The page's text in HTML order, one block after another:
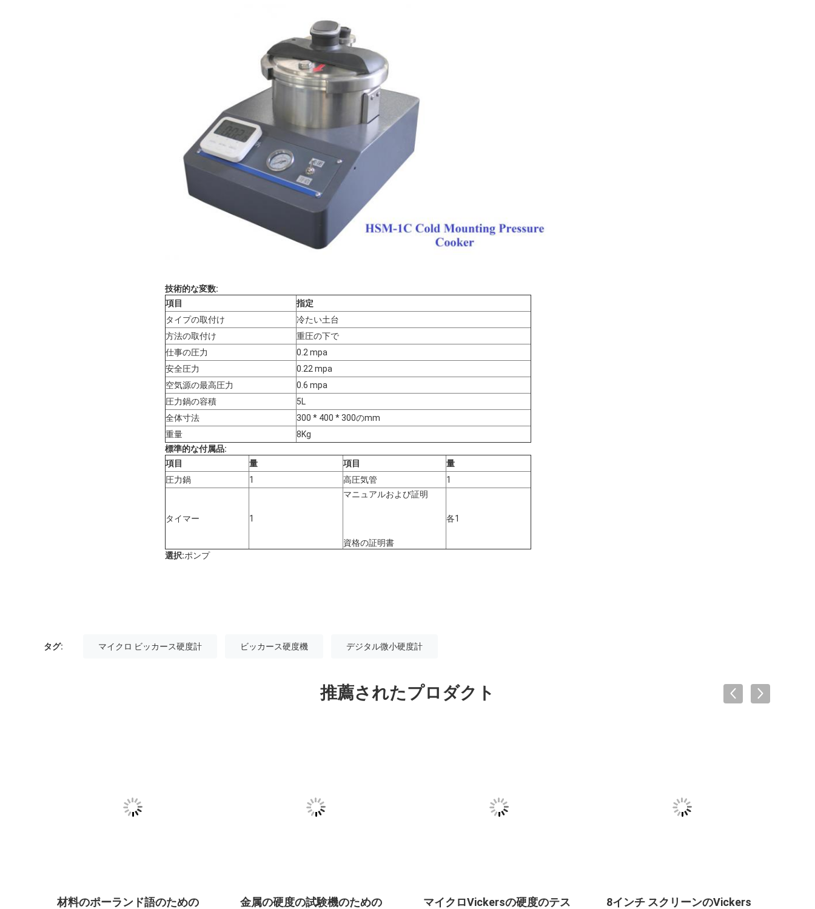
技術的な変数:
項目
指定
タイプの取付け
冷たい土台
方法の取付け
重圧の下で
仕事の圧力
0.2 mpa
安全圧力
0.22 mpa
空気源の最高圧力
0.6 mpa
圧力鍋の容積
5L
全体寸法
300 * 400 * 300のmm
重量
8Kg
標準的な付属品:
項目
量 項目
量
圧力鍋
1 高圧気管 1
タイマー 1
マニュアルおよび証明
資格の証明書
各1
選択:ポンプ
タグ: マイクロ ビッカース硬度計 ビッカース硬度機 デジタル微小硬度計
推薦されたプロダクト
材料のポーランド語のための 金属の硬度の試験機のための マイクロVickersの硬度のテス 8インチ スクリーンのVickers